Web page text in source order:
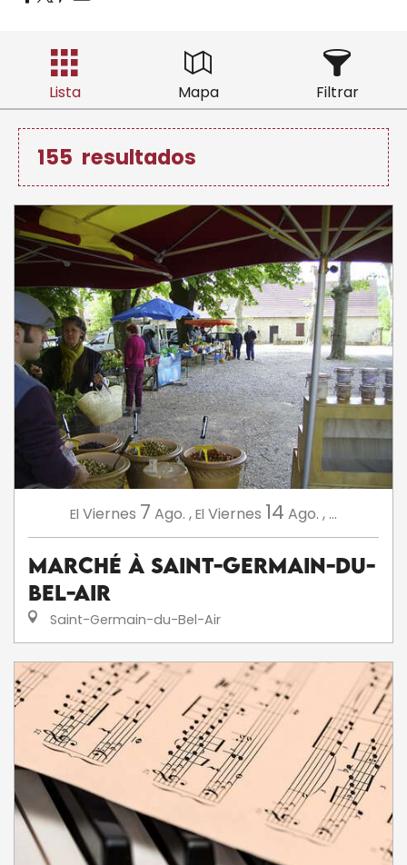
Lista Mapa Filtrar
155 resultados
El Viernes 7 Ago. ,El Viernes 14 Ago. , ...
Marché à Saint-Germain-du-
Bel-Air
Saint-Germain-du-Bel-Air